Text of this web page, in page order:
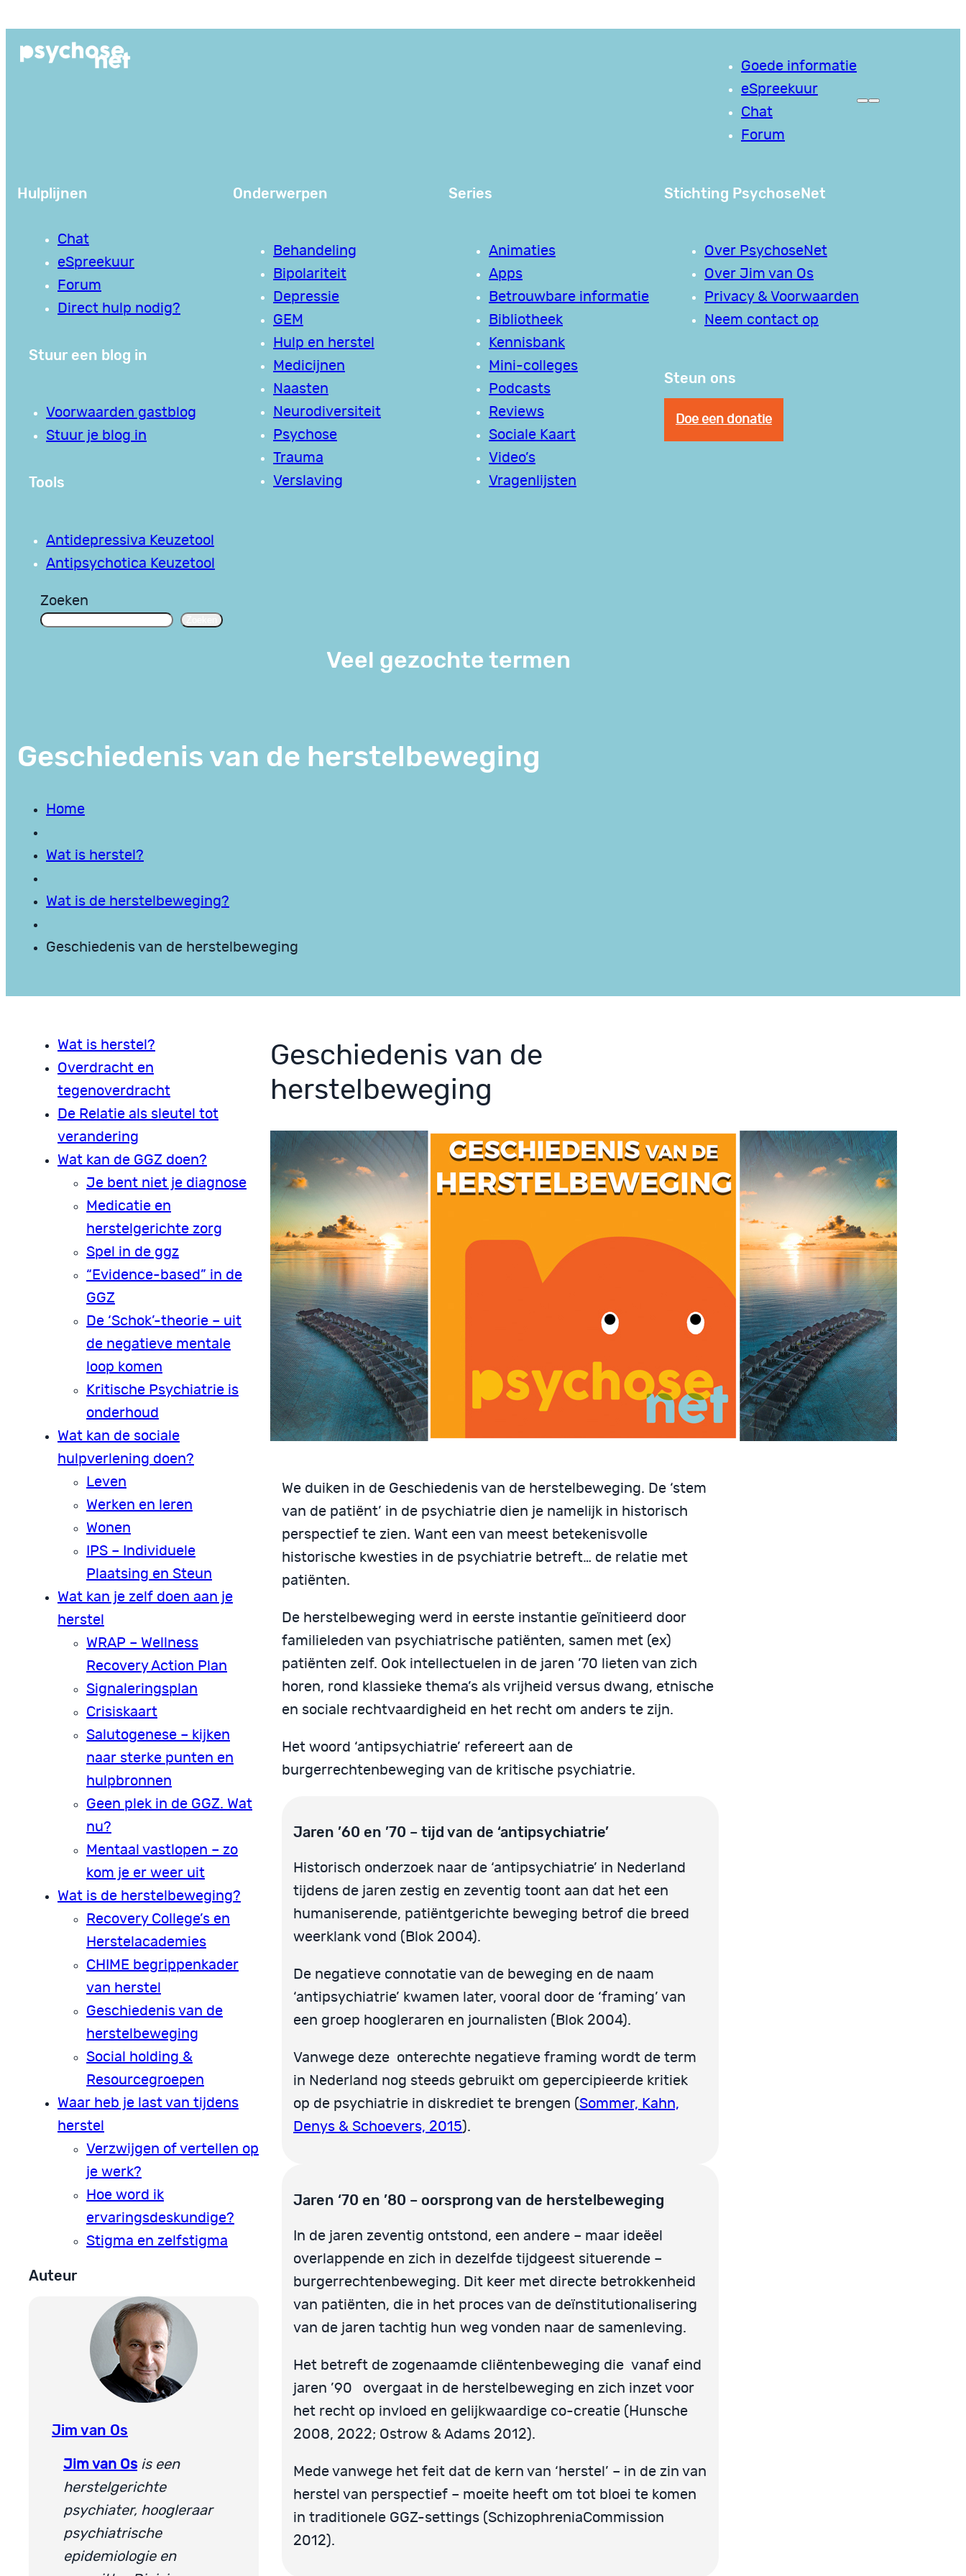
Goede informatie
eSpreekuur
Chat
Forum
Hulplijnen
Chat
eSpreekuur
Forum
Direct hulp nodig?
Stuur een blog in
Voorwaarden gastblog
Stuur je blog in
Tools
Antidepressiva Keuzetool
Antipsychotica Keuzetool
Onderwerpen
Behandeling
Bipolariteit
Depressie
GEM
Hulp en herstel
Medicijnen
Naasten
Neurodiversiteit
Psychose
Trauma
Verslaving
Series
Animaties
Apps
Betrouwbare informatie
Bibliotheek
Kennisbank
Mini-colleges
Podcasts
Reviews
Sociale Kaart
Video’s
Vragenlijsten
Stichting PsychoseNet
Over PsychoseNet
Over Jim van Os
Privacy & Voorwaarden
Neem contact op
Steun ons
Doe een donatie
Zoeken
Veel gezochte termen
Geschiedenis van de herstelbeweging
Home
Wat is herstel?
Wat is de herstelbeweging?
Geschiedenis van de herstelbeweging
Wat is herstel?
Overdracht en
tegenoverdracht
De Relatie als sleutel tot
verandering
Wat kan de GGZ doen?
Je bent niet je diagnose
Medicatie en
herstelgerichte zorg
Spel in de ggz
“Evidence-based” in de
GGZ
De ‘Schok’-theorie – uit
de negatieve mentale
loop komen
Kritische Psychiatrie is
onderhoud
Wat kan de sociale
hulpverlening doen?
Leven
Werken en leren
Wonen
IPS – Individuele
Plaatsing en Steun
Wat kan je zelf doen aan je
herstel
WRAP – Wellness
Recovery Action Plan
Signaleringsplan
Crisiskaart
Salutogenese – kijken
naar sterke punten en
hulpbronnen
Geen plek in de GGZ. Wat
nu?
Mentaal vastlopen – zo
kom je er weer uit
Wat is de herstelbeweging?
Recovery College’s en
Herstelacademies
CHIME begrippenkader
van herstel
Geschiedenis van de
herstelbeweging
Social holding &
Resourcegroepen
Waar heb je last van tijdens
herstel
Verzwijgen of vertellen op
je werk?
Hoe word ik
ervaringsdeskundige?
Stigma en zelfstigma
Auteur
Jim van Os
Jim van Os is een
herstelgerichte
psychiater, hoogleraar
psychiatrische
epidemiologie en
Geschiedenis van de
herstelbeweging
We duiken in de Geschiedenis van de herstelbeweging. De ‘stem
van de patiënt’ in de psychiatrie dien je namelijk in historisch
perspectief te zien. Want een van meest betekenisvolle
historische kwesties in de psychiatrie betreft… de relatie met
patiënten.
De herstelbeweging werd in eerste instantie geïnitieerd door
familieleden van psychiatrische patiënten, samen met (ex)
patiënten zelf. Ook intellectuelen in de jaren ’70 lieten van zich
horen, rond klassieke thema’s als vrijheid versus dwang, etnische
en sociale rechtvaardigheid en het recht om anders te zijn.
Het woord ‘antipsychiatrie’ refereert aan de
burgerrechtenbeweging van de kritische psychiatrie.
Jaren ’60 en ’70 – tijd van de ‘antipsychiatrie’
Historisch onderzoek naar de ‘antipsychiatrie’ in Nederland
tijdens de jaren zestig en zeventig toont aan dat het een
humaniserende, patiëntgerichte beweging betrof die breed
weerklank vond (Blok 2004).
De negatieve connotatie van de beweging en de naam
‘antipsychiatrie’ kwamen later, vooral door de ‘framing’ van
een groep hoogleraren en journalisten (Blok 2004).
Vanwege deze onterechte negatieve framing wordt de term
in Nederland nog steeds gebruikt om gepercipieerde kritiek
op de psychiatrie in diskrediet te brengen (Sommer, Kahn,
Denys & Schoevers, 2015).
Jaren ‘70 en ’80 – oorsprong van de herstelbeweging
In de jaren zeventig ontstond, een andere – maar ideëel
overlappende en zich in dezelfde tijdgeest situerende –
burgerrechtenbeweging. Dit keer met directe betrokkenheid
van patiënten, die in het proces van de deïnstitutionalisering
van de jaren tachtig hun weg vonden naar de samenleving.
Het betreft de zogenaamde cliëntenbeweging die vanaf eind
jaren ’90 overgaat in de herstelbeweging en zich inzet voor
het recht op invloed en gelijkwaardige co-creatie (Hunsche
2008, 2022; Ostrow & Adams 2012).
Mede vanwege het feit dat de kern van ‘herstel’ – in de zin van
herstel van perspectief – moeite heeft om tot bloei te komen
in traditionele GGZ-settings (SchizophreniaCommission
2012).